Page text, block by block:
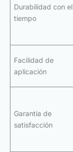
Durabilidad con el
tiempo
Facilidad de
aplicación
Garantía de
satisfacción